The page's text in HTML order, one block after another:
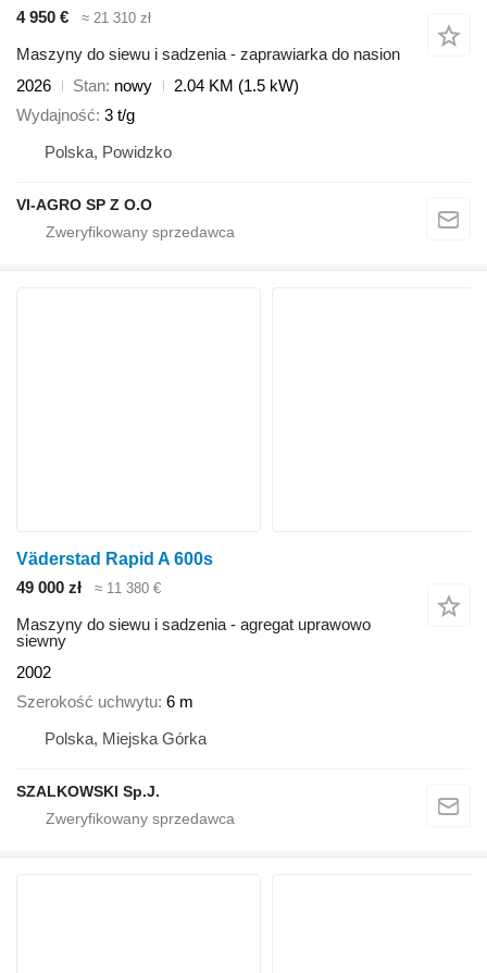
4 950 € ≈ 21 310 zł
Maszyny do siewu i sadzenia - zaprawiarka do nasion
2026
Stan nowy
2.04 KM (1.5 kW)
Wydajność 3 t/g
Polska, Powidzko
VI-AGRO SP Z O.O
Väderstad Rapid A 600s
49 000 zł
≈ 11 380 €
Maszyny do siewu i sadzenia - agregat uprawowo
siewny
2002
Szerokość uchwytu 6 m
Polska, Miejska Górka
SZALKOWSKI Sp.J.